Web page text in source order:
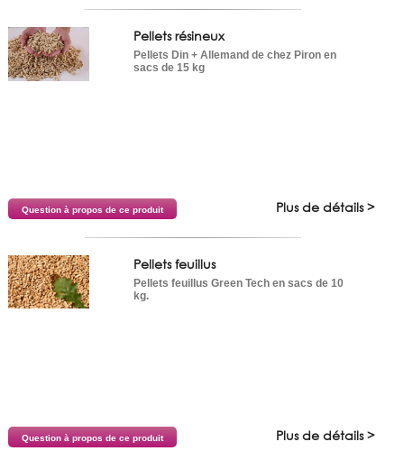
Pellets résineux
Pellets Din + Allemand de chez Piron en
sacs de 15 kg
Question à propos de ce produit Plus de détails >
Pellets feuillus
Pellets feuillus Green Tech en sacs de 10
kg.
Question à propos de ce produit Plus de détails >